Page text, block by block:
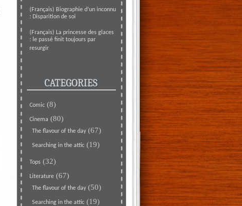
(Français) Biographie d’un inconnu
: Disparition de soi
(Français) La princesse des glaces
: le passé finit toujours par
resurgir
CATEGORIES
Comic(8)
Cinema (80)
The flavour of the day(67)
Searching in the attic(19)
Tops(32)
Literature(67)
The flavour of the day(50)
Searching in the attic(19)